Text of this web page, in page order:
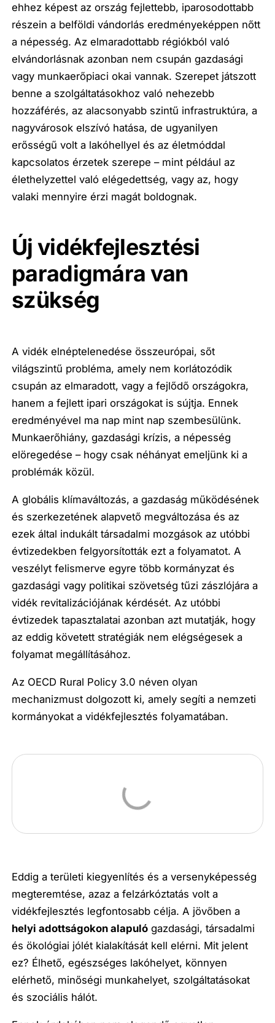
ehhez képest az ország fejlettebb, iparosodottabb
részein a belföldi vándorlás eredményeképpen nőtt
a népesség. Az elmaradottabb régiókból való
elvándorlásnak azonban nem csupán gazdasági
vagy munkaerőpiaci okai vannak. Szerepet játszott
benne a szolgáltatásokhoz való nehezebb
hozzáférés, az alacsonyabb szintű infrastruktúra, a
nagyvárosok elszívó hatása, de ugyanilyen
erősségű volt a lakóhellyel és az életmóddal
kapcsolatos érzetek szerepe – mint például az
élethelyzettel való elégedettség, vagy az, hogy
valaki mennyire érzi magát boldognak.
Új vidékfejlesztési
paradigmára van
szükség
A vidék elnéptelenedése összeurópai, sőt
világszintű probléma, amely nem korlátozódik
csupán az elmaradott, vagy a fejlődő országokra,
hanem a fejlett ipari országokat is sújtja. Ennek
eredményével ma nap mint nap szembesülünk.
Munkaerőhiány, gazdasági krízis, a népesség
elöregedése – hogy csak néhányat emeljünk ki a
problémák közül.
A globális klímaváltozás, a gazdaság működésének
és szerkezetének alapvető megváltozása és az
ezek által indukált társadalmi mozgások az utóbbi
évtizedekben felgyorsították ezt a folyamatot. A
veszélyt felismerve egyre több kormányzat és
gazdasági vagy politikai szövetség tűzi zászlójára a
vidék revitalizációjának kérdését. Az utóbbi
évtizedek tapasztalatai azonban azt mutatják, hogy
az eddig követett stratégiák nem elégségesek a
folyamat megállításához.
Az OECD Rural Policy 3.0 néven olyan
mechanizmust dolgozott ki, amely segíti a nemzeti
kormányokat a vidékfejlesztés folyamatában.
Eddig a területi kiegyenlítés és a versenyképesség
megteremtése, azaz a felzárkóztatás volt a
vidékfejlesztés legfontosabb célja. A jövőben a
helyi adottságokon alapuló gazdasági, társadalmi
és ökológiai jólét kialakítását kell elérni. Mit jelent
ez? Élhető, egészséges lakóhelyet, könnyen
elérhető, minőségi munkahelyet, szolgáltatásokat
és szociális hálót.